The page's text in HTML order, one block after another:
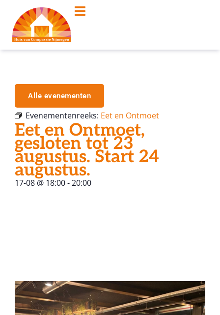
Alle evenementen
Evenementenreeks: Eet en Ontmoet
Eet en Ontmoet,
gesloten tot 23
augustus. Start 24
augustus.
17-08 @ 18:00-20:00